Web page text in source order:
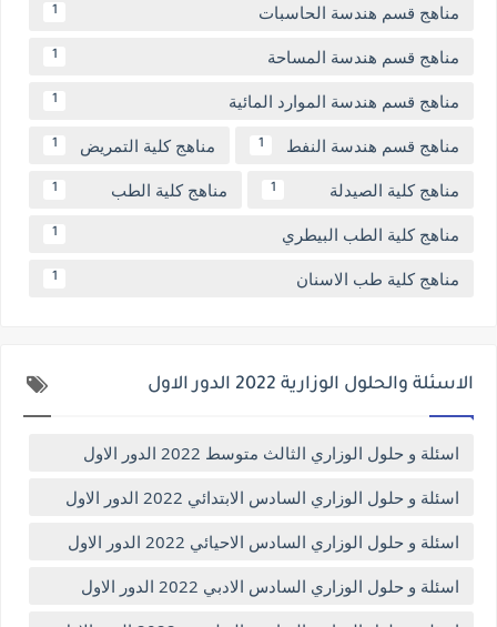
مناهج قسم هندسة الحاسبات 1
مناهج قسم هندسة المساحة 1
مناهج قسم هندسة الموارد المائية 1
مناهج قسم هندسة النفط 1 مناهج كلية التمريض 1
مناهج كلية الصيدلة 1 مناهج كلية الطب 1
مناهج كلية الطب البيطري 1
مناهج كلية طب الاسنان 1
الاسئلة والحلول الوزارية 2022 الدور الاول
اسئلة و حلول الوزاري الثالث متوسط 2022 الدور الاول
اسئلة و حلول الوزاري السادس الابتدائي 2022 الدور الاول
اسئلة و حلول الوزاري السادس الاحيائي 2022 الدور الاول
اسئلة و حلول الوزاري السادس الادبي 2022 الدور الاول